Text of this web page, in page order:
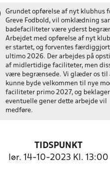
Grundet opførelse af nyt klubhus
Greve Fodbold, vil omklædning
badefaciliteter være yderst
Arbejdet med opførelse af nyt
er startet, og forventes færdiggjort
ultimo 2026. Der arbejdes på
af midlertidige faciliteter, men
være begrænsede. Vi glæder os til
kunne byde velkommen til nye
faciliteter primo 2027, og beklager
eventuelle gener dette arbejde vil
medføre.
TIDSPUNKT
lør. 14-10-2023 Kl. 13:00